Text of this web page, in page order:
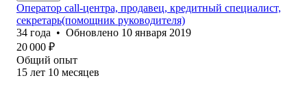
Оператор call-центра, продавец, кредитный специалист,
секретарь(помощник руководителя)
34 года • Обновлено 10 января 2019
20 000 ₽
Общий опыт
15 лет 10 месяцев